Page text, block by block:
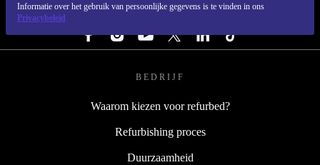
Informatie over het gebruik van persoonlijke gegevens is te vinden in ons
Privacybeleid
VOLG ONS
BEDRIJF
Waarom kiezen voor refurbed?
Refurbishing proces
Duurzaamheid